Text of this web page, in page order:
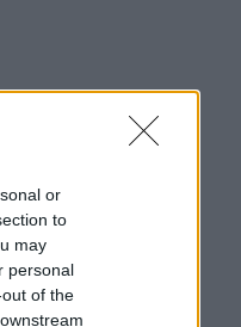
or
to
may
personal
of the